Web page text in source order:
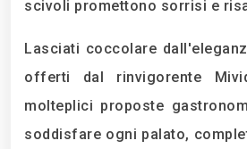
scivoli promettono sorrisi e
Lasciati coccolare
offerti dal rinvigorente
molteplici proposte
soddisfare ogni palato,